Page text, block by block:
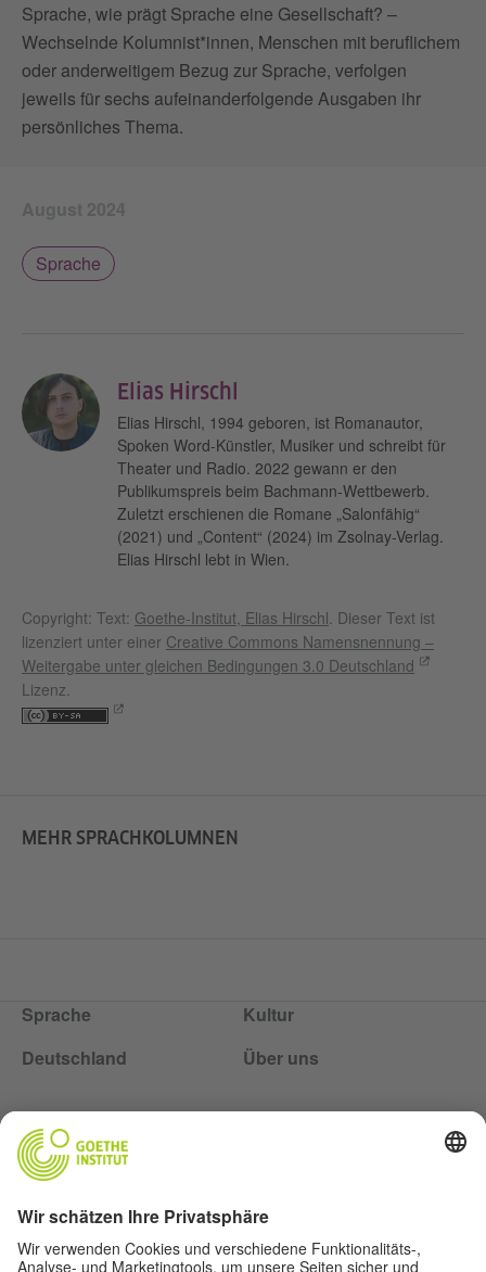
Sprache, wie prägt Sprache eine Gesellschaft? –
Wechselnde Kolumnist*innen, Menschen mit beruflichem
oder anderweitigem Bezug zur Sprache, verfolgen
jeweils für sechs aufeinanderfolgende Ausgaben ihr
persönliches Thema.
August 2024
Sprache
Elias Hirschl
Elias Hirschl, 1994 geboren, ist Romanautor,
Spoken Word-Künstler, Musiker und schreibt für
Theater und Radio. 2022 gewann er den
Publikumspreis beim Bachmann-Wettbewerb.
Zuletzt erschienen die Romane „Salonfähig“
(2021) und „Content“ (2024) im Zsolnay-Verlag.
Elias Hirschl lebt in Wien.
Copyright: Text: Goethe-Institut, Elias Hirschl. Dieser Text ist
lizenziert unter einer Creative Commons Namensnennung –
Weitergabe unter gleichen Bedingungen 3.0 Deutschland
Lizenz.
MEHR SPRACHKOLUMNEN
Sprache
Kultur
Deutschland
Über uns